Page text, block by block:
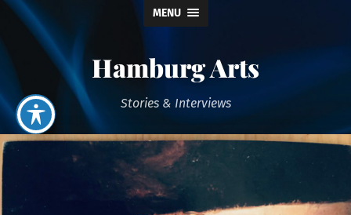
MENU
Hamburg Arts
Stories & Interviews